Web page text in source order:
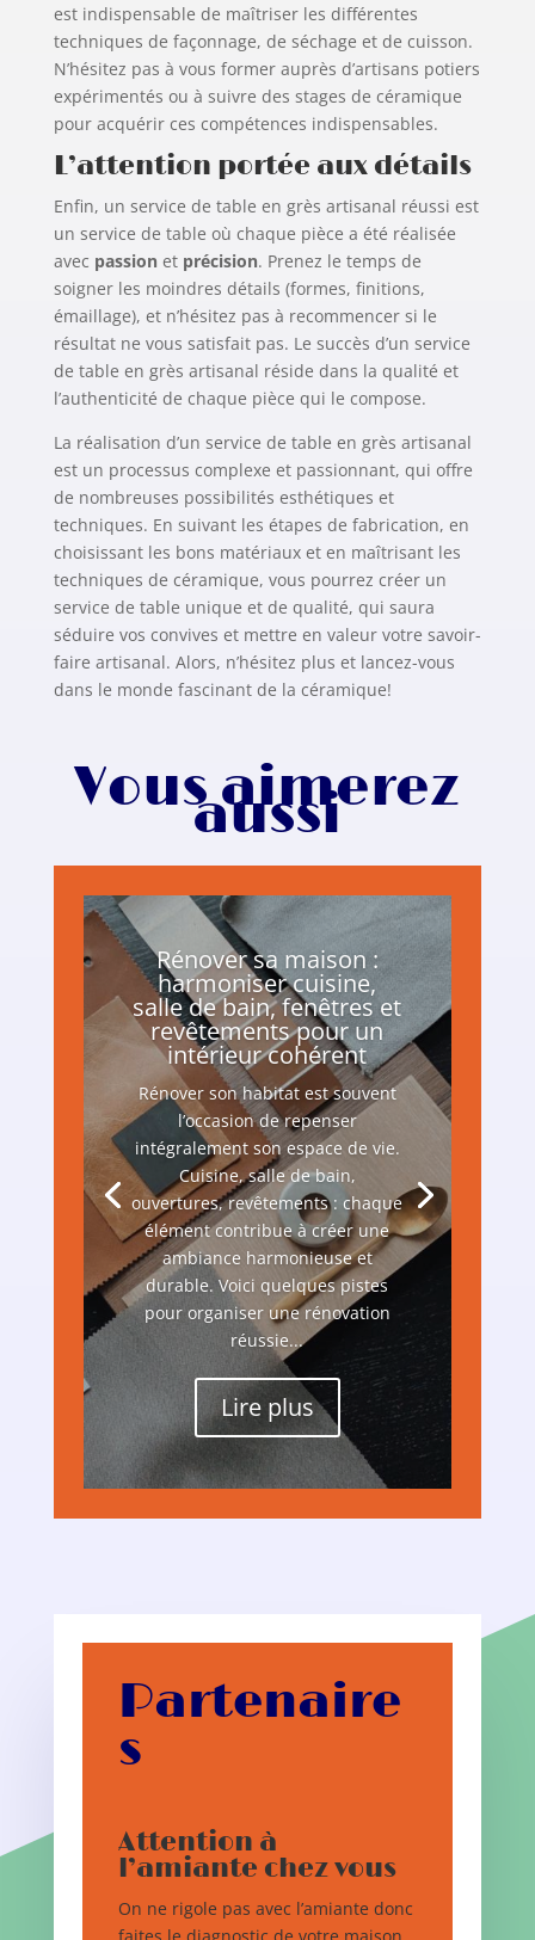
est indispensable de maîtriser les différentes
techniques de façonnage, de séchage et de cuisson.
N’hésitez pas à vous former auprès d’artisans potiers
expérimentés ou à suivre des stages de céramique
pour acquérir ces compétences indispensables.
L’attention portée aux détails
Enfin, un service de table en grès artisanal réussi est
un service de table où chaque pièce a été réalisée
avec passion et précision. Prenez le temps de
soigner les moindres détails (formes, finitions,
émaillage), et n’hésitez pas à recommencer si le
résultat ne vous satisfait pas. Le succès d’un service
de table en grès artisanal réside dans la qualité et
l’authenticité de chaque pièce qui le compose.
La réalisation d’un service de table en grès artisanal
est un processus complexe et passionnant, qui offre
de nombreuses possibilités esthétiques et
techniques. En suivant les étapes de fabrication, en
choisissant les bons matériaux et en maîtrisant les
techniques de céramique, vous pourrez créer un
service de table unique et de qualité, qui saura
séduire vos convives et mettre en valeur votre savoir-
faire artisanal. Alors, n’hésitez plus et lancez-vous
dans le monde fascinant de la céramique!
Vous aimerez
aussi
Rénover sa maison :
harmoniser cuisine,
salle de bain, fenêtres et
revêtements pour un
intérieur cohérent
Rénover son habitat est souvent
l’occasion de repenser
intégralement son espace de vie.
Cuisine, salle de bain,
ouvertures, revêtements : chaque
élément contribue à créer une
ambiance harmonieuse et
durable. Voici quelques pistes
pour organiser une rénovation
réussie...
Lire plus
Partenaire
s
Attention à
l’amiante chez vous
On ne rigole pas avec l’amiante donc